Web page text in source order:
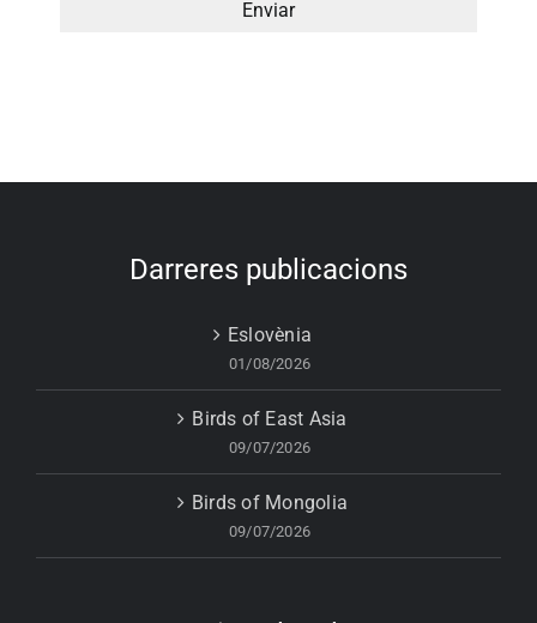
Darreres publicacions
Eslovènia
01/08/2026
Birds of East Asia
09/07/2026
Birds of Mongolia
09/07/2026